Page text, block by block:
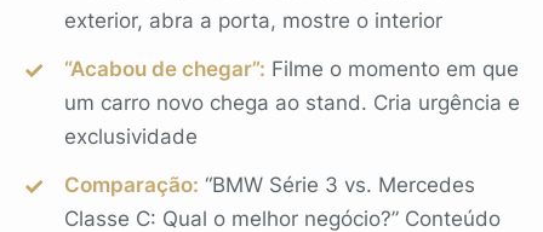
exterior, abra a porta, mostre o interior
“Acabou de chegar”: Filme o momento em que
um carro novo chega ao stand. Cria urgência e
exclusividade
Comparação: “BMW Série 3 vs. Mercedes
Classe C: Qual o melhor negócio?” Conteúdo